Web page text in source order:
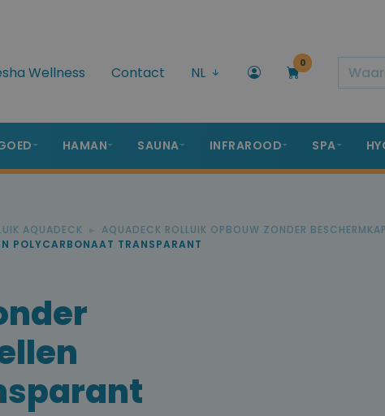
Wellness Contact NL
0
HAMAN SAUNA INFRAROOD SPA
AQUADECK
AQUADECK ROLLUIK OPBOUW ZONDER BESCHERMKAP
POLYCARBONAAT TRANSPARANT